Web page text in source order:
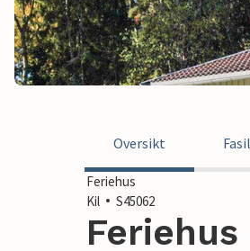
Oversikt
Feriehus
Kil
S45062